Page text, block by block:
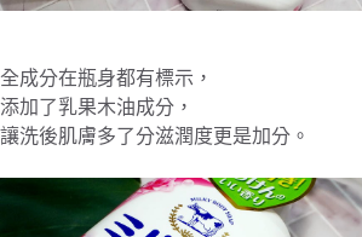
全成分在瓶身都有標示，
添加了乳果木油成分，
讓洗後肌膚多了分滋潤度更是加分。